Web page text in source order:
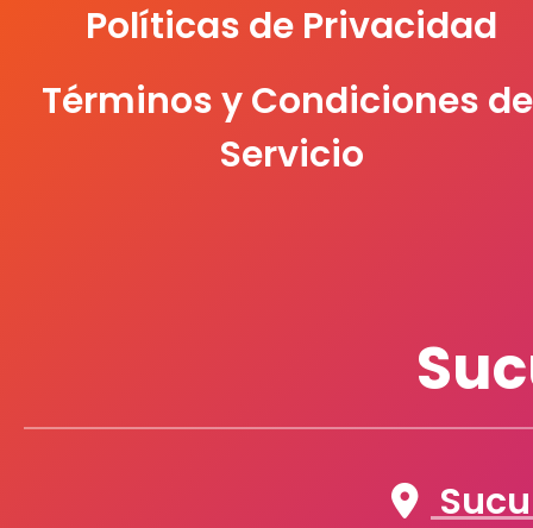
Políticas de Privacidad
Términos y Condiciones
Servicio